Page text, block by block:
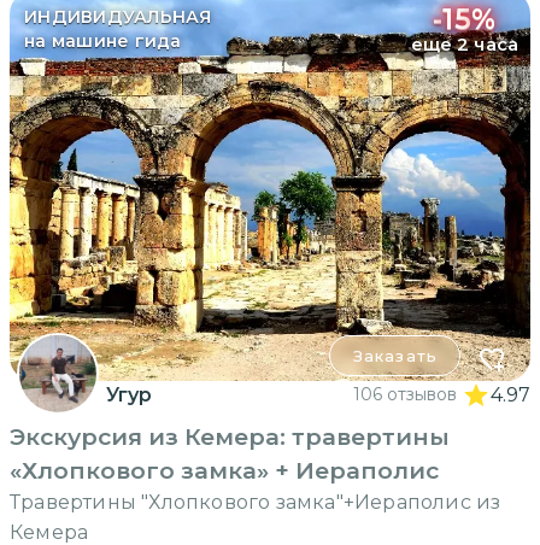
ИНДИВИДУАЛЬНАЯ
на машине гида
-15%
еще 2 часа
Заказать
Угур 106 отзывов 4.97
Экскурсия из Кемера: травертины
«Хлопкового замка» + Иераполис
Травертины "Хлопкового замка"+Иераполис из
Кемера